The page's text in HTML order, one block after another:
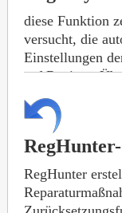
diese Funktion
versucht, die
Einstellungen
auf Registry-
durchgeführten
RegHunter
Ihres Internet-
Sie auch
unerwünschte
stattfindet, was
RegHunter